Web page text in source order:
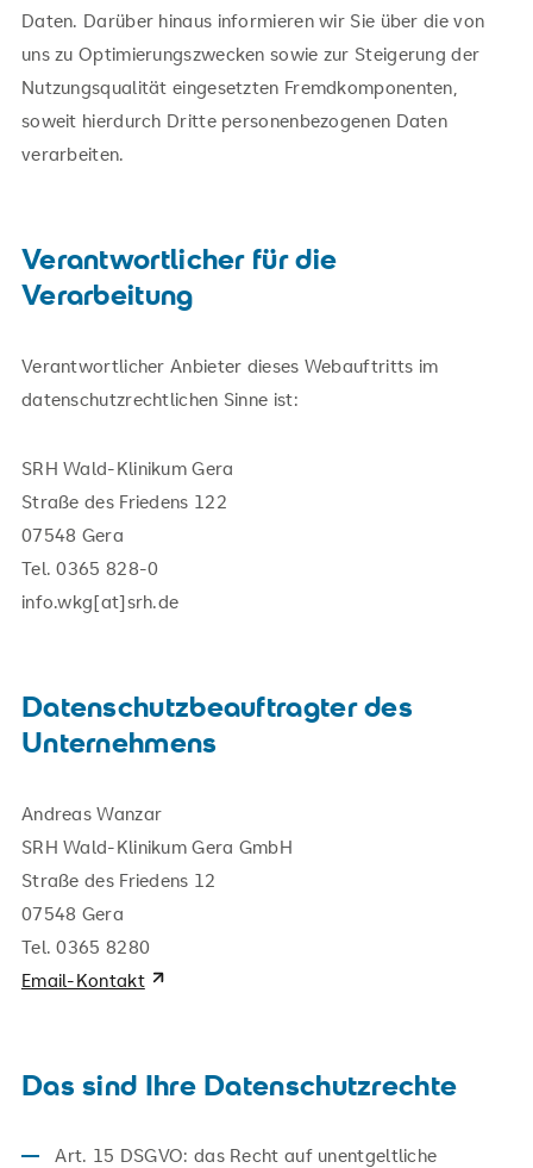
Daten. Darüber hinaus informieren wir Sie über die von
uns zu Optimierungszwecken sowie zur Steigerung der
Nutzungsqualität eingesetzten Fremdkomponenten,
soweit hierdurch Dritte personenbezogenen Daten
verarbeiten.
Verantwortlicher für die
Verarbeitung
Verantwortlicher Anbieter dieses Webauftritts im
datenschutzrechtlichen Sinne ist:
SRH Wald-Klinikum Gera
Straße des Friedens 122
07548 Gera
Tel. 0365 828-0
info.wkg[at]srh.de
Datenschutzbeauftragter des
Unternehmens
Andreas Wanzar
SRH Wald-Klinikum Gera GmbH
Straße des Friedens 12
07548 Gera
Tel. 0365 8280
Email-Kontakt
Das sind Ihre Datenschutzrechte
Art. 15 DSGVO: das Recht auf unentgeltliche